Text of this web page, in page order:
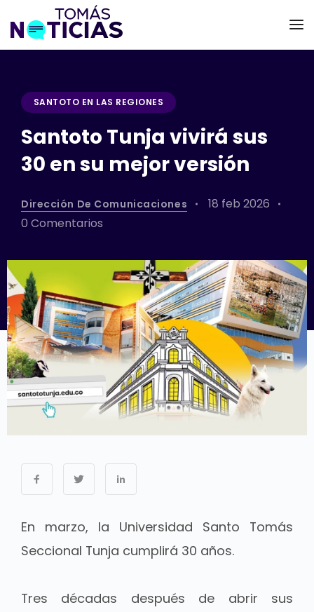
SANTOTO EN LAS REGIONES
Santoto Tunja vivirá sus
30 en su mejor versión
Dirección De Comunicaciones
18 feb 2026
0 Comentarios
En marzo, la Universidad Santo Tomás
Seccional Tunja cumplirá 30 años.
Tres décadas después de abrir sus